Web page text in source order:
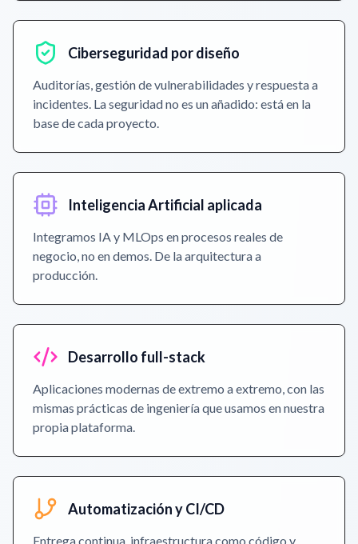
Ciberseguridad por diseño
Auditorías, gestión de vulnerabilidades y respuesta a
incidentes. La seguridad no es un añadido: está en la
base de cada proyecto.
Inteligencia Artificial aplicada
Integramos IA y MLOps en procesos reales de
negocio, no en demos. De la arquitectura a
producción.
Desarrollo full-stack
Aplicaciones modernas de extremo a extremo, con las
mismas prácticas de ingeniería que usamos en nuestra
propia plataforma.
Automatización y CI/CD
Entrega continua, infraestructura como código y